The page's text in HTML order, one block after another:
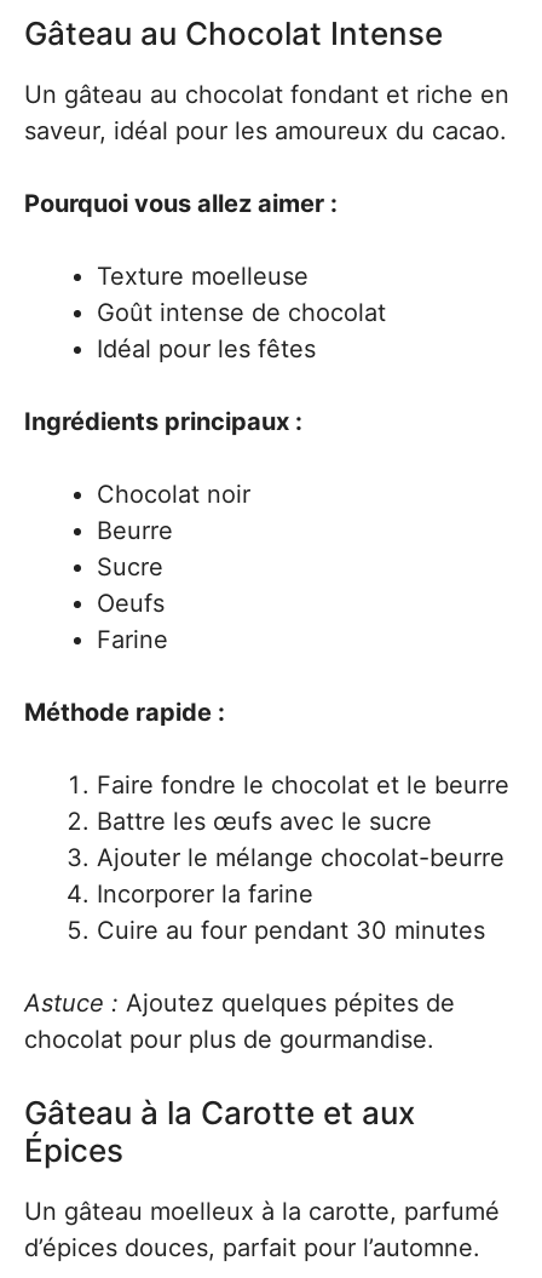
Gâteau au Chocolat Intense
Un gâteau au chocolat fondant et riche en
saveur, idéal pour les amoureux du cacao.
Pourquoi vous allez aimer :
Texture moelleuse
Goût intense de chocolat
Idéal pour les fêtes
Ingrédients principaux :
Chocolat noir
Beurre
Sucre
Oeufs
Farine
Méthode rapide :
Faire fondre le chocolat et le beurre
Battre les œufs avec le sucre
Ajouter le mélange chocolat-beurre
Incorporer la farine
Cuire au four pendant 30 minutes
Astuce : Ajoutez quelques pépites de
chocolat pour plus de gourmandise.
Gâteau à la Carotte et aux
Épices
Un gâteau moelleux à la carotte, parfumé
d’épices douces, parfait pour l’automne.